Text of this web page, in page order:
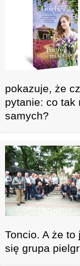
pokazuje, że
pytanie: co tak
samych?
Toncio. A że
się grupa